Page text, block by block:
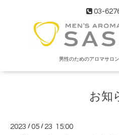
03-
男性のためのアロマサロ
お知
2023 /05 / 23 15:00